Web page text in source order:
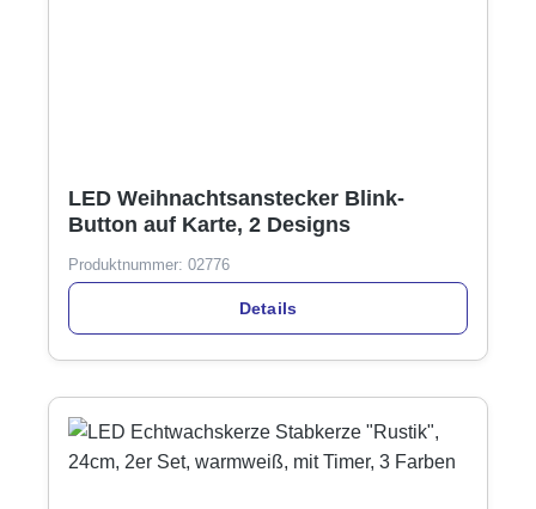
LED Weihnachtsanstecker Blink-
Button auf Karte, 2 Designs
Produktnummer: 02776
Details